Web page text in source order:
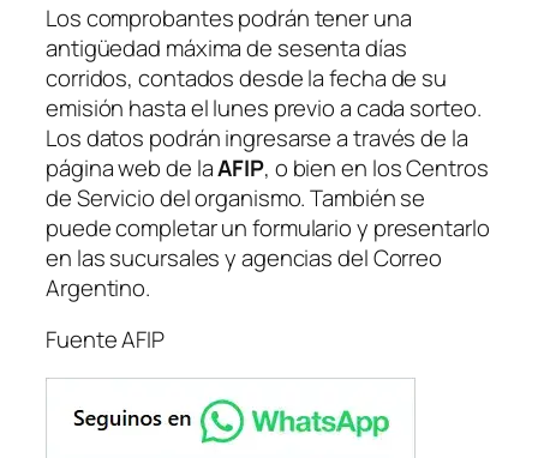
Los comprobantes podrán tener una
antigüedad máxima de sesenta días
corridos, contados desde la fecha de su
emisión hasta el lunes previo a cada sorteo.
Los datos podrán ingresarse a través de la
página web de laAFIP, o bien en los Centros
de Servicio del organismo. También se
puede completar un formulario y presentarlo
en las sucursales y agencias del Correo
Argentino.
Fuente AFIP